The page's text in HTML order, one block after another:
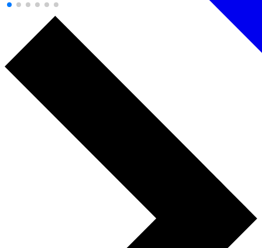
Projecten